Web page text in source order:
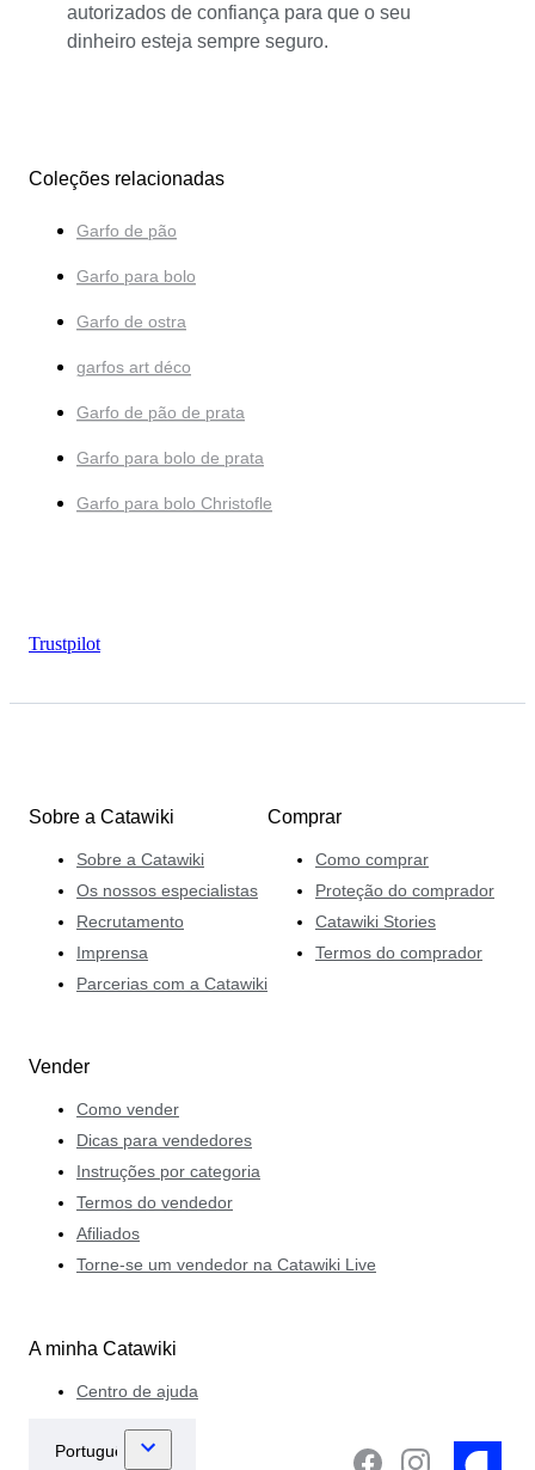
autorizados de confiança para que o seu
dinheiro esteja sempre seguro.
Coleções relacionadas
Garfo de pão
Garfo para bolo
Garfo de ostra
garfos art déco
Garfo de pão de prata
Garfo para bolo de prata
Garfo para bolo Christofle
Trustpilot
Sobre a Catawiki
Sobre a Catawiki
Os nossos especialistas
Recrutamento
Imprensa
Parcerias com a Catawiki
Comprar
Como comprar
Proteção do comprador
Catawiki Stories
Termos do comprador
Vender
Como vender
Dicas para vendedores
Instruções por categoria
Termos do vendedor
Afiliados
Torne-se um vendedor na Catawiki Live
A minha Catawiki
Centro de ajuda